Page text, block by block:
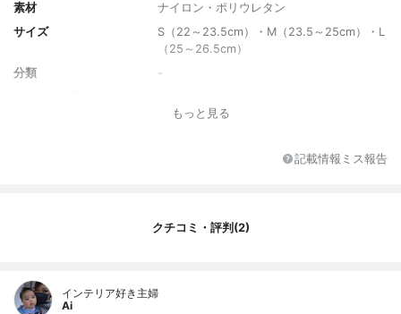
素材
ナイロン・ポリウレタン
サイズ
S（22～23.5cm）・M（23.5～25cm）・L
（25～26.5cm）
分類
-
もっと見る
記載情報ミス報告
クチコミ・評判(2)
インテリア好き主婦
Ai